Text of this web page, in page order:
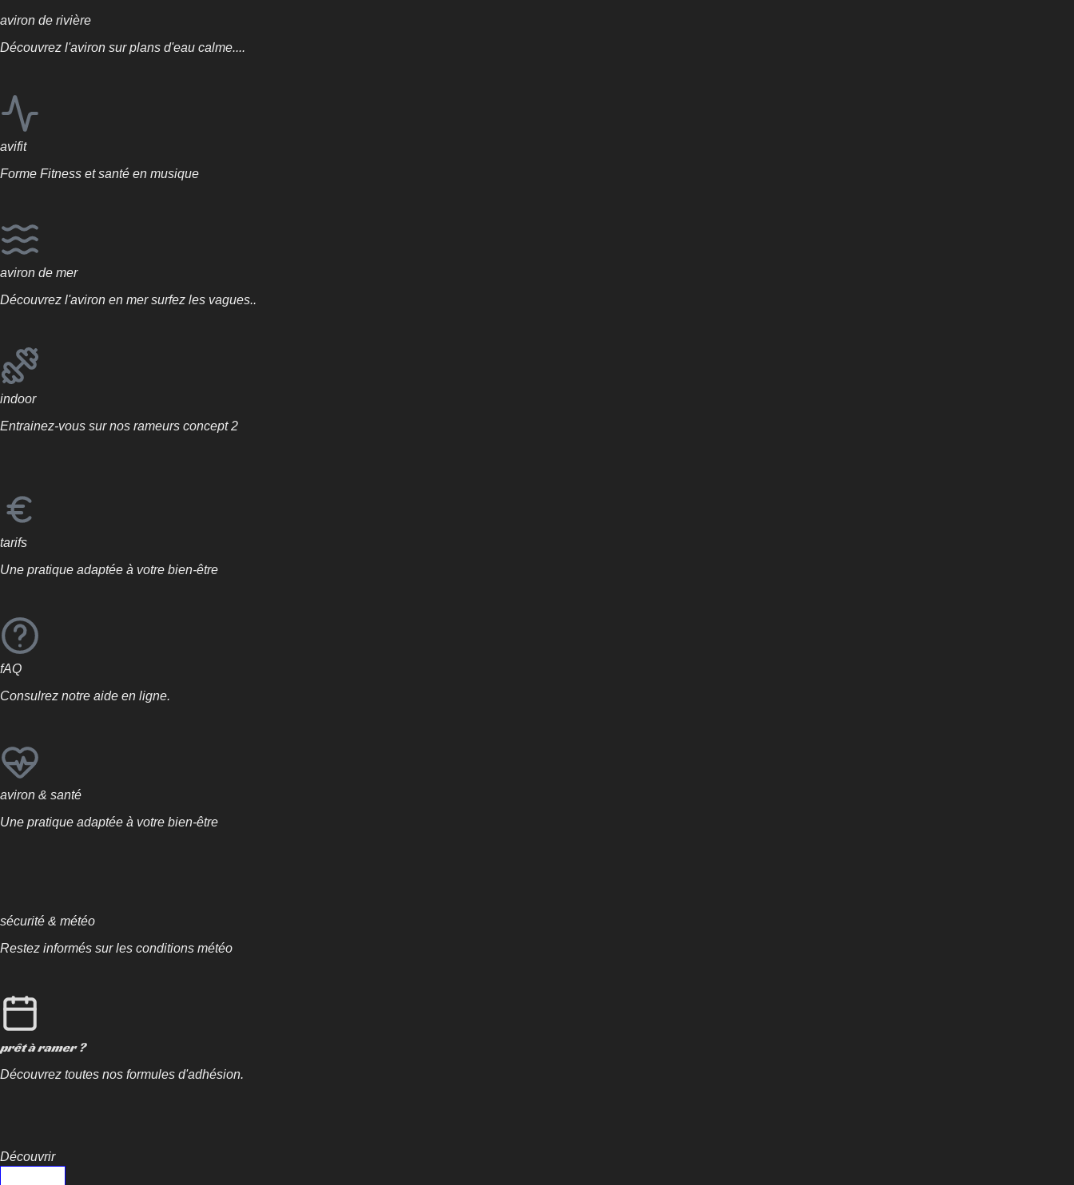
aviron de rivière
Découvrez l'aviron sur plans d'eau calme....
avifit
Forme Fitness et santé en musique
aviron de mer
Découvrez l'aviron en mer surfez les vagues..
indoor
Entrainez-vous sur nos rameurs concept 2
tarifs
Une pratique adaptée à votre bien-être
fAQ
Consulrez notre aide en ligne.
aviron & santé
Une pratique adaptée à votre bien-être
sécurité & météo
Restez informés sur les conditions météo
prêt à ramer ?
Découvrez toutes nos formules d'adhésion.
Découvrir